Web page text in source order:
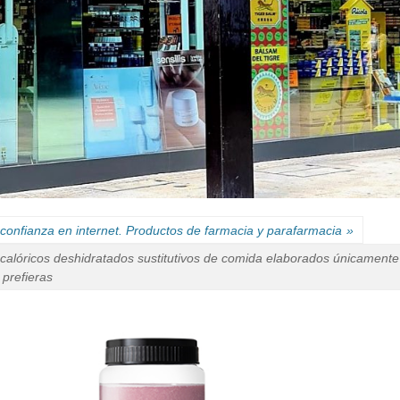
en internet. Productos de farmacia y parafarmacia »
deshidratados sustitutivos de comida elaborados